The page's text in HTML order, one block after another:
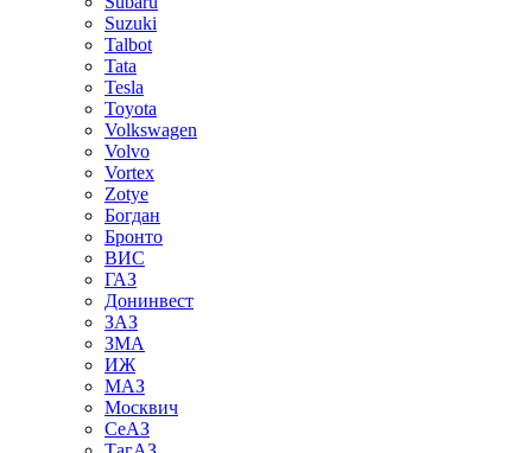
Suzuki
Talbot
Tata
Tesla
Toyota
Volkswagen
Volvo
Vortex
Zotye
Богдан
Бронто
ВИС
ГАЗ
Донинвест
ЗАЗ
ЗМА
ИЖ
МАЗ
Москвич
СеАЗ